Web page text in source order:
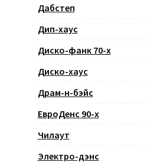
Дабстеп
Дип-хаус
Диско-фанк 70-х
Диско-хаус
Драм-н-бэйс
ЕвроДенс 90-х
Чилаут
Электро-дэнс